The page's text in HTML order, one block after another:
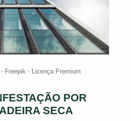
Freepik - Licença Premium
POR
SECA